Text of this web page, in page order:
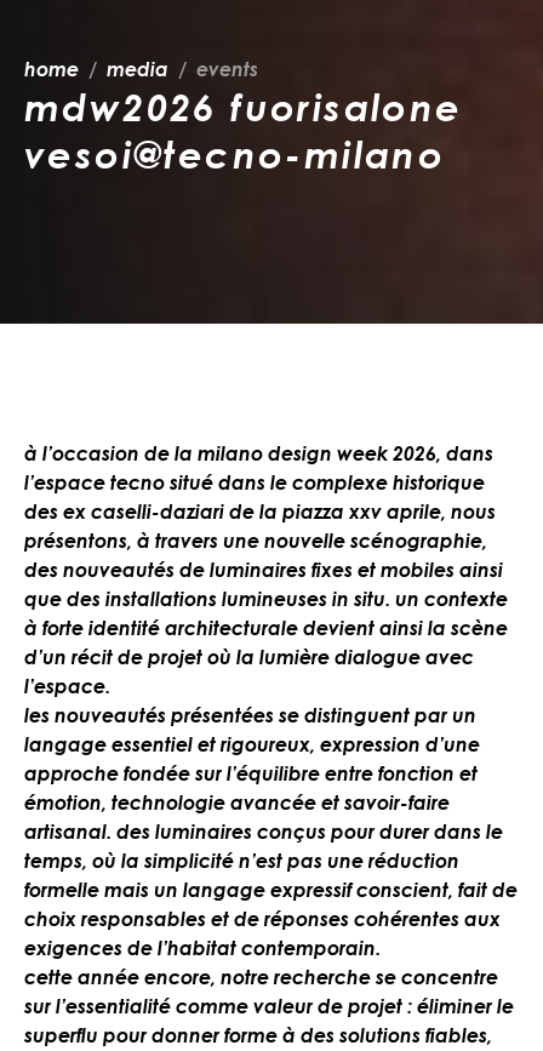
home media events
mdw2026 fuorisalone
vesoi@tecno-milano
à l’occasion de la milano design week 2026, dans
l’espace tecno situé dans le complexe historique
des ex caselli-daziari de la piazza xxv aprile, nous
présentons, à travers une nouvelle scénographie,
des nouveautés de luminaires fixes et mobiles ainsi
que des installations lumineuses in situ. un contexte
à forte identité architecturale devient ainsi la scène
d’un récit de projet où la lumière dialogue avec
l’espace.
les nouveautés présentées se distinguent par un
langage essentiel et rigoureux, expression d’une
approche fondée sur l’équilibre entre fonction et
émotion, technologie avancée et savoir-faire
artisanal. des luminaires conçus pour durer dans le
temps, où la simplicité n’est pas une réduction
formelle mais un langage expressif conscient, fait de
choix responsables et de réponses cohérentes aux
exigences de l’habitat contemporain.
cette année encore, notre recherche se concentre
sur l’essentialité comme valeur de projet : éliminer le
superflu pour donner forme à des solutions fiables,